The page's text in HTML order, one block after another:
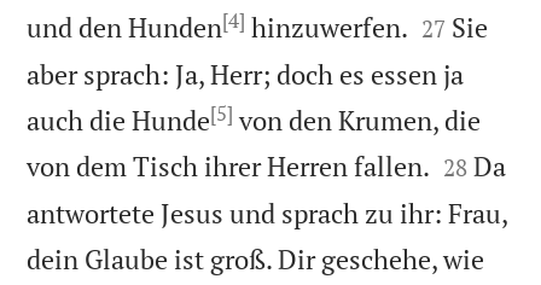
und den Hunden[4] hinzuwerfen. 

27 Sie
aber sprach: Ja, Herr; doch es essen ja
auch die Hunde[5] von den Krumen, die
von dem Tisch ihrer Herren fallen. 

28 Da
antwortete Jesus und sprach zu ihr: Frau,
dein Glaube ist groß. Dir geschehe, wie